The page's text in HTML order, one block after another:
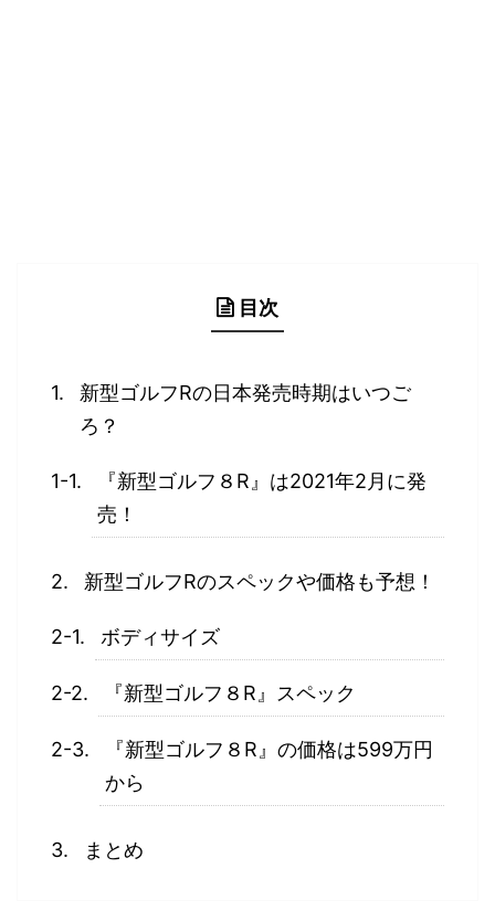
目次
新型ゴルフRの日本発売時期はいつご
ろ？
『新型ゴルフ８R』は2021年2月に発
売！
新型ゴルフRのスペックや価格も予想！
ボディサイズ
『新型ゴルフ８R』スペック
『新型ゴルフ８R』の価格は599万円
から
まとめ